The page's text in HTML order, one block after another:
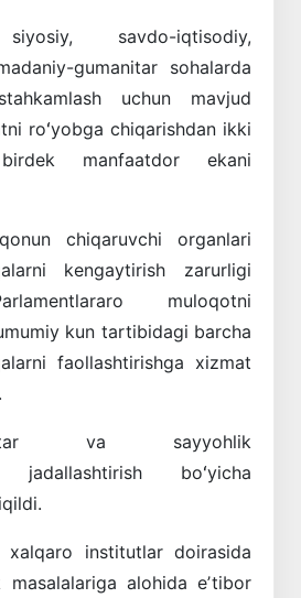
savdo-iqtisodiy,
gumanitar sohalarda
uchun mavjud
roʻyobga chiqarishdan ikki
manfaatdor ekani
chiqaruvchi organlari
kengaytirish zarurligi
muloqotni
kun tartibidagi barcha
faollashtirishga xizmat
va sayyohlik
jadallashtirish boʻyicha
institutlar doirasida
masalalariga alohida eʼtibor